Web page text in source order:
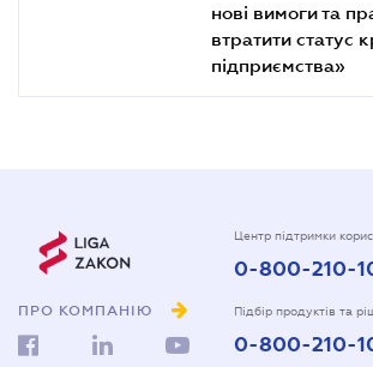
нові вимоги та
втратити статус
підприємства»
ПРО КОМПАНІЮ
Центр підтримки
0-800-210-
Підбір продуктів та
0-800-210-